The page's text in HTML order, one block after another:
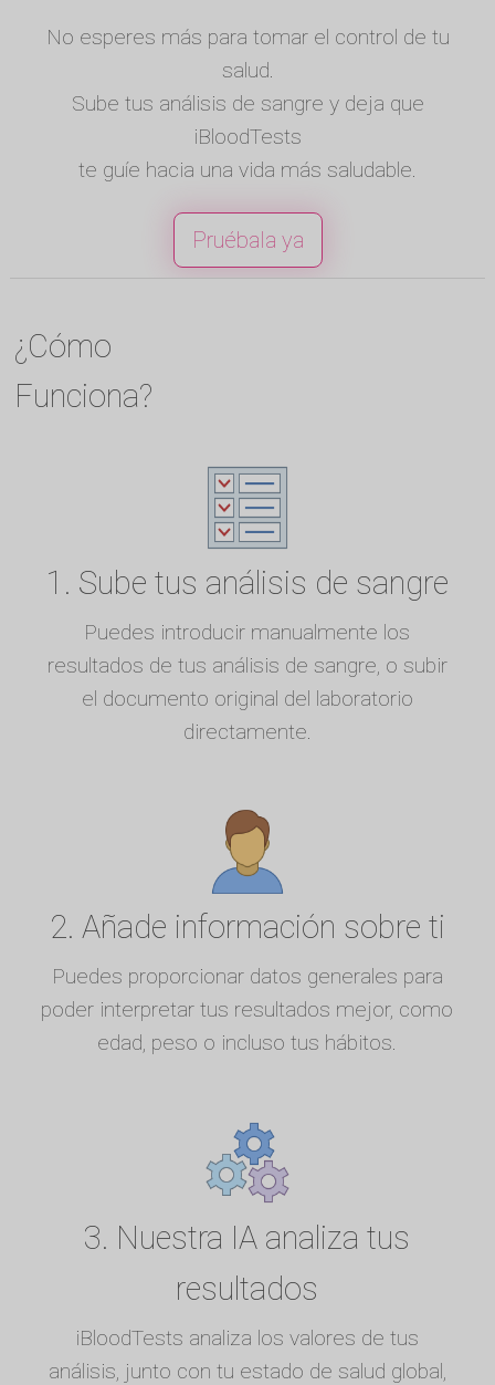
No esperes más para tomar el control de tu
salud.
Sube tus análisis de sangre y deja que
iBloodTests
te guíe hacia una vida más saludable.
Pruébala ya
¿Cómo
Funciona?
1. Sube tus análisis de sangre
Puedes introducir manualmente los
resultados de tus análisis de sangre, o subir
el documento original del laboratorio
directamente.
2. Añade información sobre ti
Puedes proporcionar datos generales para
poder interpretar tus resultados mejor, como
edad, peso o incluso tus hábitos.
3. Nuestra IA analiza tus
resultados
iBloodTests analiza los valores de tus
análisis, junto con tu estado de salud global,